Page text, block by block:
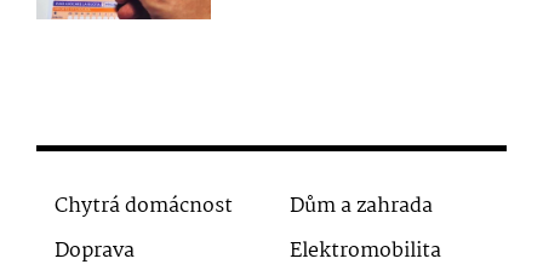
Chytrá domácnost
Dům a zahrada
Doprava
Elektromobilita